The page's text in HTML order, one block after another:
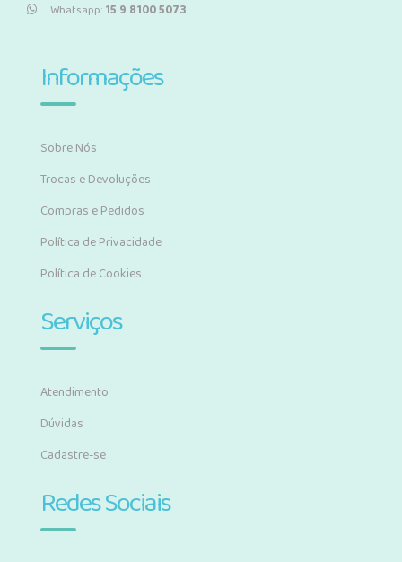
Whatsapp:15 9 8100 5073
Informações
Sobre Nós
Trocas e Devoluções
Compras e Pedidos
Política de Privacidade
Política de Cookies
Serviços
Atendimento
Dúvidas
Cadastre-se
Redes Sociais